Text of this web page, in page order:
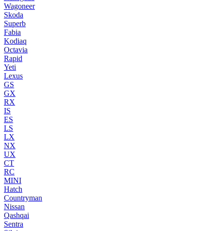
Wagoneer
Skoda
Superb
Fabia
Kodiaq
Octavia
Rapid
Yeti
Lexus
GS
GX
RX
IS
ES
LS
LX
NX
UX
CT
RC
MINI
Hatch
Countryman
Nissan
Qashqai
Sentra